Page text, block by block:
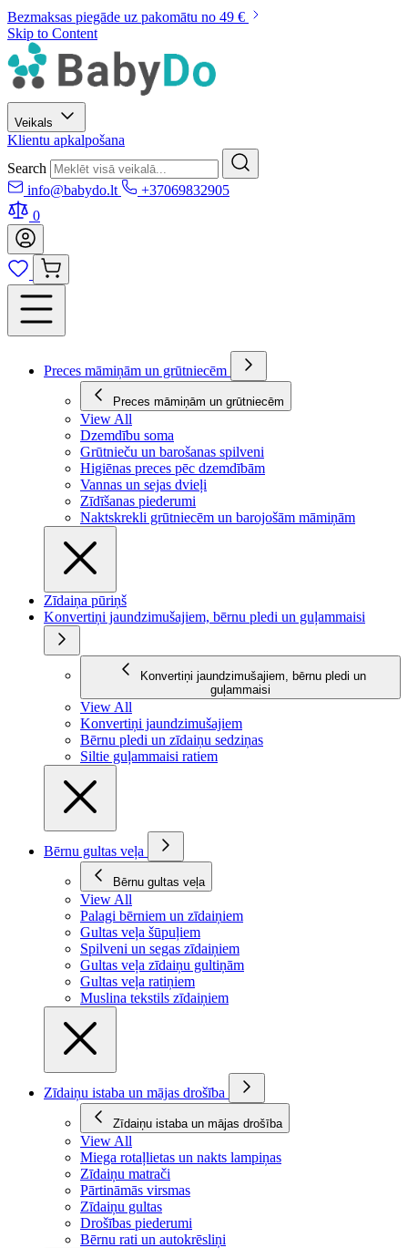
Bezmaksas piegāde uz pakomātu no 49 €
Skip to Content
Veikals
Klientu apkalpošana
Search
info@babydo.lt
+37069832905
0
Preces māmiņām un grūtniecēm
Preces māmiņām un grūtniecēm
View All
Dzemdību soma
Grūtnieču un barošanas spilveni
Higiēnas preces pēc dzemdībām
Vannas un sejas dvieļi
Zīdīšanas piederumi
Naktskrekli grūtniecēm un barojošām māmiņām
Zīdaiņa pūriņš
Konvertiņi jaundzimušajiem, bērnu pledi un guļammaisi
Konvertiņi jaundzimušajiem, bērnu pledi un
guļammaisi
View All
Konvertiņi jaundzimušajiem
Bērnu pledi un zīdaiņu sedziņas
Siltie guļammaisi ratiem
Bērnu gultas veļa
Bērnu gultas veļa
View All
Palagi bērniem un zīdaiņiem
Gultas veļa šūpuļiem
Spilveni un segas zīdaiņiem
Gultas veļa zīdaiņu gultiņām
Gultas veļa ratiņiem
Muslina tekstils zīdaiņiem
Zīdaiņu istaba un mājas drošība
Zīdaiņu istaba un mājas drošība
View All
Miega rotaļlietas un nakts lampiņas
Zīdaiņu matrači
Pārtināmās virsmas
Zīdaiņu gultas
Drošības piederumi
Bērnu rati un autokrēsliņi